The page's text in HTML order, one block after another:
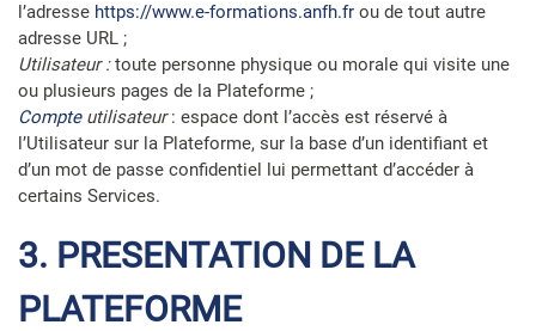
l’adresse https://www.e-formations.anfh.fr ou de tout autre
adresse URL ;
Utilisateur :toute personne physique ou morale qui visite une
ou plusieurs pages de la Plateforme ;
Compteutilisateur: espace dont l’accès est réservé à
l’Utilisateur sur la Plateforme, sur la base d’un identifiant et
d’un mot de passe confidentiel lui permettant d’accéder à
certains Services.
3. PRESENTATION DE LA
PLATEFORME